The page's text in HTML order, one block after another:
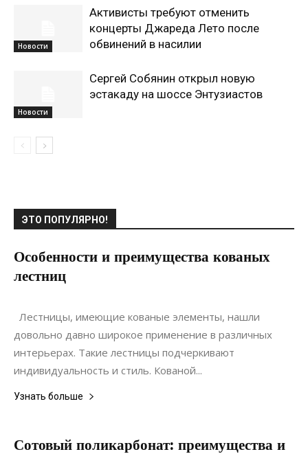
Новости
Активисты требуют отменить
концерты Джареда Лето после
обвинений в насилии
Новости
Сергей Собянин открыл новую
эстакаду на шоссе Энтузиастов
ЭТО ПОПУЛЯРНО!
Особенности и преимущества кованых
лестниц
06.02.2019
Лестницы, имеющие кованые элементы, нашли
довольно давно широкое применение в различных
интерьерах. Такие лестницы подчеркивают
индивидуальность и стиль. Кованой...
Узнать больше
Сотовый поликарбонат: преимущества и